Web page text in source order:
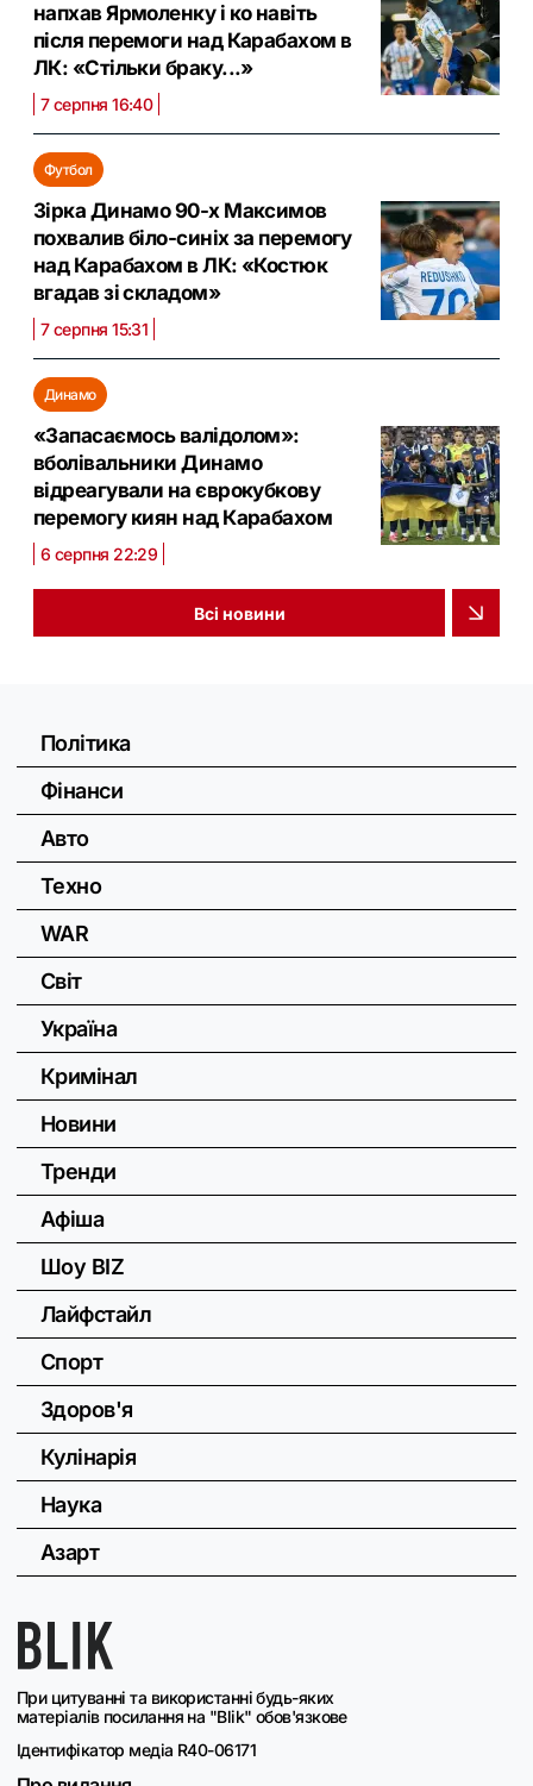
напхав Ярмоленку і ко навіть
після перемоги над Карабахом в
ЛК: «Стільки браку...»
7 серпня 16:40
Футбол
Зірка Динамо 90-х Максимов
похвалив біло-синіх за перемогу
над Карабахом в ЛК: «Костюк
вгадав зі складом»
7 серпня 15:31
Динамо
«Запасаємось валідолом»:
вболівальники Динамо
відреагували на єврокубкову
перемогу киян над Карабахом
6 серпня 22:29
Всі новини
При цитуванні та використанні будь-яких
матеріалів посилання на "Blik" обов'язкове
Ідентифікатор медіа R40-06171
Політика
Фінанси
Авто
Техно
WAR
Світ
Україна
Кримінал
Новини
Тренди
Афіша
Шоу BIZ
Лайфстайл
Спорт
Здоров'я
Кулінарія
Наука
Азарт